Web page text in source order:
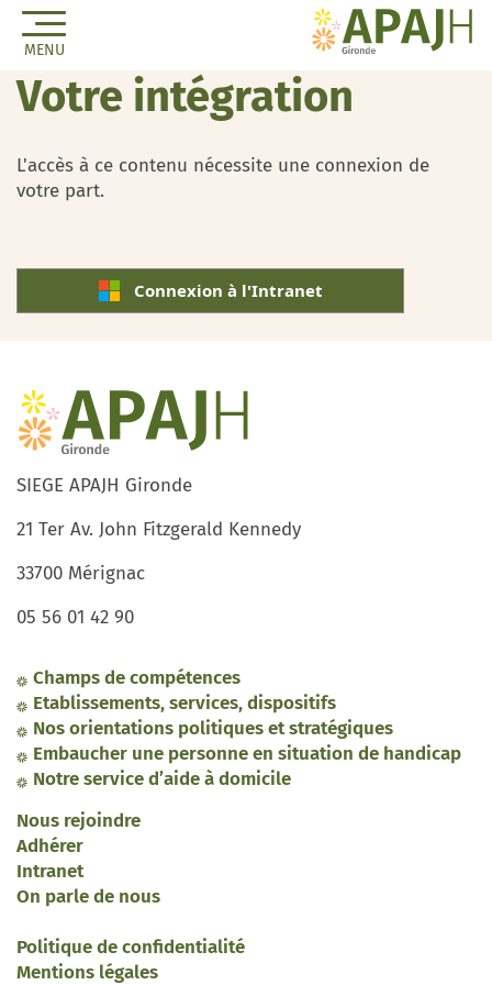
MENU
Votre intégration
L'accès à ce contenu nécessite une connexion de
votre part.
Connexion à l'Intranet
SIEGE APAJH Gironde
21 Ter Av. John Fitzgerald Kennedy
33700 Mérignac
05 56 01 42 90
Champs de compétences
Etablissements, services, dispositifs
Nos orientations politiques et stratégiques
Embaucher une personne en situation de handicap
Notre service d’aide à domicile
Nous rejoindre
Adhérer
Intranet
On parle de nous
Politique de confidentialité
Mentions légales